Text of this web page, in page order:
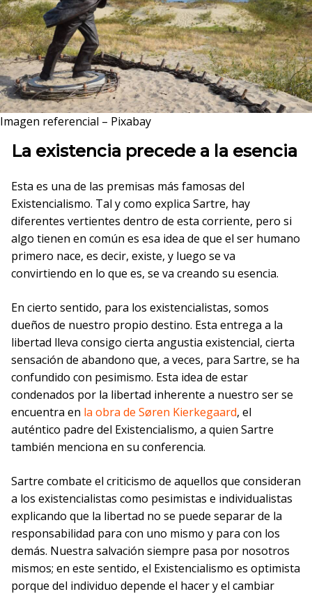
Imagen referencial – Pixabay
La existencia precede a la esencia
Esta es una de las premisas más famosas del
Existencialismo. Tal y como explica Sartre, hay
diferentes vertientes dentro de esta corriente, pero si
algo tienen en común es esa idea de que el ser humano
primero nace, es decir, existe, y luego se va
convirtiendo en lo que es, se va creando su esencia.
En cierto sentido, para los existencialistas, somos
dueños de nuestro propio destino. Esta entrega a la
libertad lleva consigo cierta angustia existencial, cierta
sensación de abandono que, a veces, para Sartre, se ha
confundido con pesimismo. Esta idea de estar
condenados por la libertad inherente a nuestro ser se
encuentra en la obra de Søren Kierkegaard, el
auténtico padre del Existencialismo, a quien Sartre
también menciona en su conferencia.
Sartre combate el criticismo de aquellos que consideran
a los existencialistas como pesimistas e individualistas
explicando que la libertad no se puede separar de la
responsabilidad para con uno mismo y para con los
demás. Nuestra salvación siempre pasa por nosotros
mismos; en este sentido, el Existencialismo es optimista
porque del individuo depende el hacer y el cambiar